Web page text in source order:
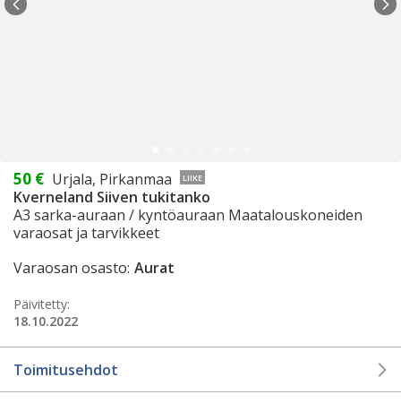
50 € Urjala, Pirkanmaa LIIKE
Kverneland Siiven tukitanko
A3 sarka-auraan / kyntöauraan Maatalouskoneiden
varaosat ja tarvikkeet
Varaosan osasto: Aurat
Päivitetty:
18.10.2022
Toimitusehdot